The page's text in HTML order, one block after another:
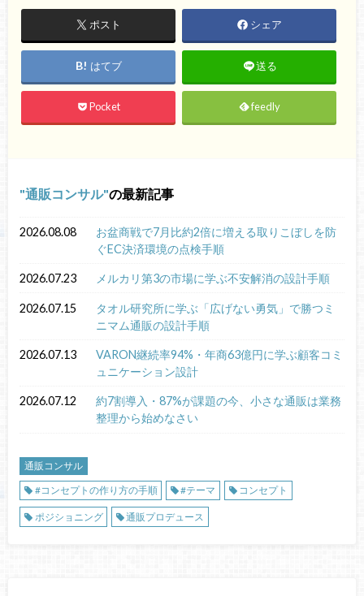
ポスト シェア
はてブ 送る
Pocket feedly
通販コンサル の最新記事
2026.08.08
お盆商戦で7月比約2倍に増える取りこぼしを防
ぐEC決済環境の点検手順
2026.07.23 メルカリ第3の市場に学ぶ不安解消の設計手順
2026.07.15
タオル研究所に学ぶ「広げない勇気」で勝つミ
ニマム通販の設計手順
2026.07.13
VARON継続率94%・年商63億円に学ぶ顧客コミ
ュニケーション設計
2026.07.12
約7割導入・87%が課題の今、小さな通販は業務
整理から始めなさい
通販コンサル
#コンセプトの作り方の手順
#テーマ コンセプト
ポジショニング 通販プロデュース